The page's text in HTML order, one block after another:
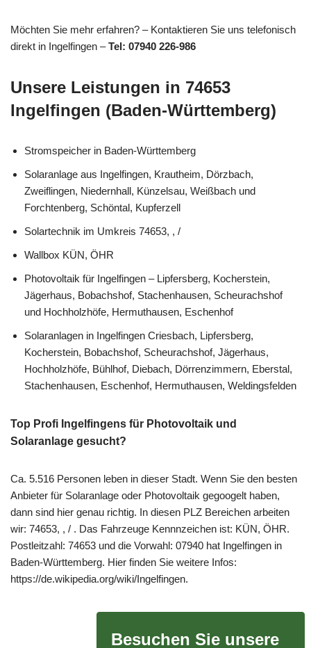
Möchten Sie mehr erfahren? – Kontaktieren Sie uns telefonisch
direkt in Ingelfingen –Tel: 07940 226-986
Unsere Leistungen in 74653
Ingelfingen (Baden-Württemberg)
Stromspeicher in Baden-Württemberg
Solaranlage aus Ingelfingen, Krautheim, Dörzbach,
Zweiflingen, Niedernhall, Künzelsau, Weißbach und
Forchtenberg, Schöntal, Kupferzell
Solartechnik im Umkreis 74653, , /
Wallbox KÜN, ÖHR
Photovoltaik für Ingelfingen – Lipfersberg, Kocherstein,
Jägerhaus, Bobachshof, Stachenhausen, Scheurachshof
und Hochholzhöfe, Hermuthausen, Eschenhof
Solaranlagen in Ingelfingen Criesbach, Lipfersberg,
Kocherstein, Bobachshof, Scheurachshof, Jägerhaus,
Hochholzhöfe, Bühlhof, Diebach, Dörrenzimmern, Eberstal,
Stachenhausen, Eschenhof, Hermuthausen, Weldingsfelden
Top Profi Ingelfingens für Photovoltaik und
Solaranlage gesucht?
Ca. 5.516 Personen leben in dieser Stadt. Wenn Sie den besten
Anbieter für Solaranlage oder Photovoltaik gegoogelt haben,
dann sind hier genau richtig. In diesen PLZ Bereichen arbeiten
wir: 74653, , / . Das Fahrzeuge Kennnzeichen ist: KÜN, ÖHR.
Postleitzahl: 74653 und die Vorwahl: 07940 hat Ingelfingen in
Baden-Württemberg. Hier finden Sie weitere Infos:
https://de.wikipedia.org/wiki/Ingelfingen.
Besuchen Sie unsere